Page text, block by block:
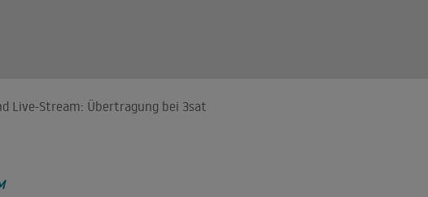
Live-Stream: Übertragung bei 3sat